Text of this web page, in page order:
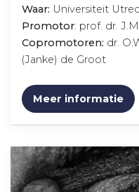
Waar: Universiteit
Promotor: prof. dr.
Copromotoren: dr.
(Janke) de Groot
Meer informatie